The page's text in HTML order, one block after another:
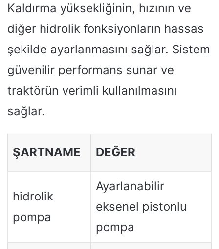
Kaldırma yüksekliğinin, hızının ve
diğer hidrolik fonksiyonların hassas
şekilde ayarlanmasını sağlar. Sistem
güvenilir performans sunar ve
traktörün verimli kullanılmasını
sağlar.
ŞARTNAME DEĞER
hidrolik
pompa
Ayarlanabilir
eksenel pistonlu
pompa